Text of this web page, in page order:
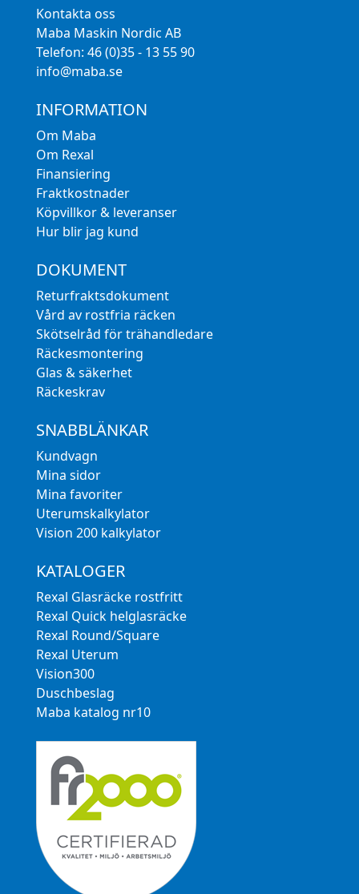
Kontakta oss
Maba Maskin Nordic AB
Telefon: 46 (0)35 - 13 55 90
info@maba.se
INFORMATION
Om Maba
Om Rexal
Finansiering
Fraktkostnader
Köpvillkor & leveranser
Hur blir jag kund
DOKUMENT
Returfraktsdokument
Vård av rostfria räcken
Skötselråd för trähandledare
Räckesmontering
Glas & säkerhet
Räckeskrav
SNABBLÄNKAR
Kundvagn
Mina sidor
Mina favoriter
Uterumskalkylator
Vision 200 kalkylator
KATALOGER
Rexal Glasräcke rostfritt
Rexal Quick helglasräcke
Rexal Round/Square
Rexal Uterum
Vision300
Duschbeslag
Maba katalog nr10